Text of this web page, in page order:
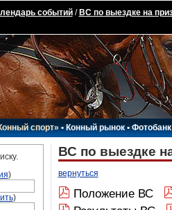
событий/ ВС по выездке на
спорт»•Конный рынок•Фотобанк
)
)
ВС по выездке
вернуться
Положение ВС